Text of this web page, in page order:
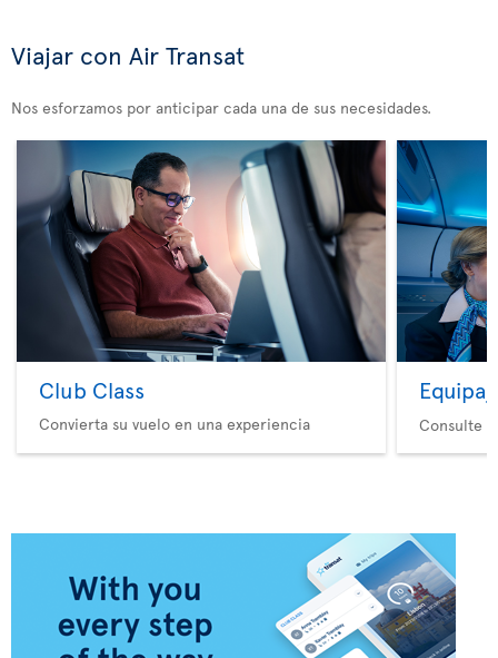
Viajar con Air Transat
Nos esforzamos por anticipar cada una de sus necesidades.
Club Class
Convierta su vuelo en una experiencia Consulte